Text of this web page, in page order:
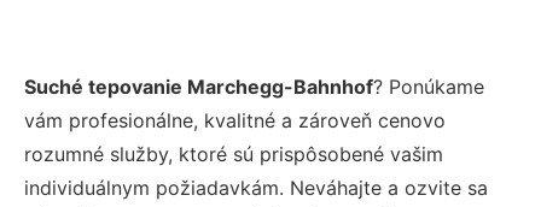
Suché tepovanie Marchegg-Bahnhof? Ponúkame
vám profesionálne, kvalitné a zároveň cenovo
rozumné služby, ktoré sú prispôsobené vašim
individuálnym požiadavkám. Neváhajte a ozvite sa